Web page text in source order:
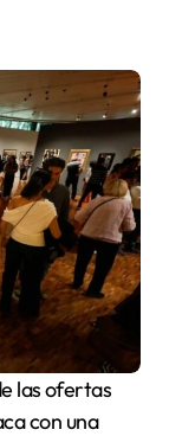
las ofertas
con una